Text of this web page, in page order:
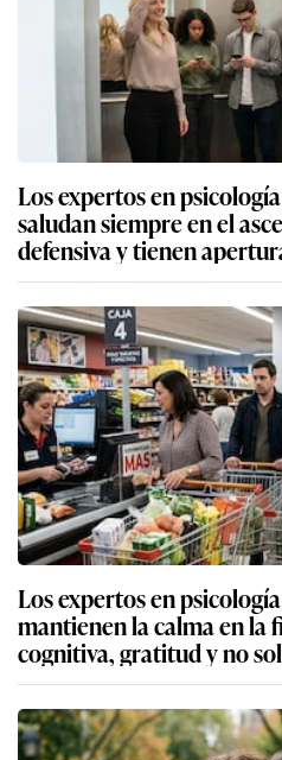
Los expertos en
saludan siempre en el
defensiva y tienen
Los expertos en
mantienen la calma en la
cognitiva, gratitud y no